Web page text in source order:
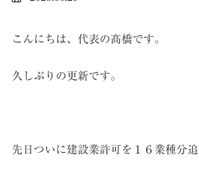
こんにちは、代表の髙橋です。
久しぶりの更新です。
先日ついに建設業許可を１６業種分